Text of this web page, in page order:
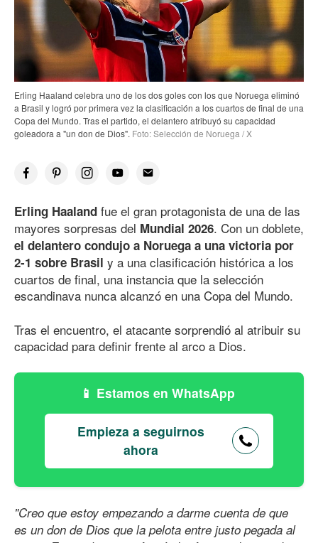
Erling Haaland celebra uno de los dos goles con los que Noruega eliminó
a Brasil y logró por primera vez la clasificación a los cuartos de final de una
Copa del Mundo. Tras el partido, el delantero atribuyó su capacidad
goleadora a "un don de Dios". Foto: Selección de Noruega / X
Erling Haaland fue el gran protagonista de una de las
mayores sorpresas del Mundial 2026. Con un doblete,
el delantero condujo a Noruega a una victoria por
2-1 sobre Brasil y a una clasificación histórica a los
cuartos de final, una instancia que la selección
escandinava nunca alcanzó en una Copa del Mundo.
Tras el encuentro, el atacante sorprendió al atribuir su
capacidad para definir frente al arco a Dios.
Estamos en WhatsApp
Empieza a seguirnos
ahora
"Creo que estoy empezando a darme cuenta de que
es un don de Dios que la pelota entre justo pegada al